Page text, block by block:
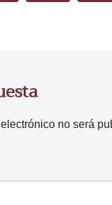
no será